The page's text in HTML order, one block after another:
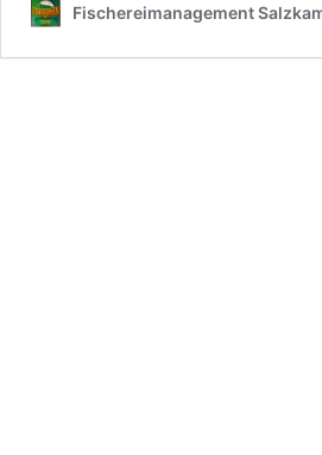
Fischereimanagement